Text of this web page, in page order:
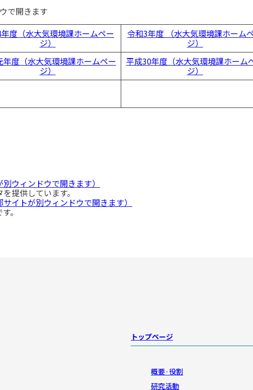
で開きます
度（水大気環境課ホームペー
ジ）
令和3年度 （水大気環境課ホーム
ジ）
年度（水大気環境課ホームペー
ジ）
平成30年度（水大気環境課ホーム
ジ）
ウィンドウで開きます）
提供しています。
イトが別ウィンドウで開きます）
。
トップページ
概要·役割
研究活動